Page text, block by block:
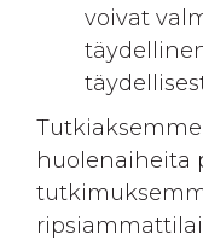
voivat
huolenaiheita